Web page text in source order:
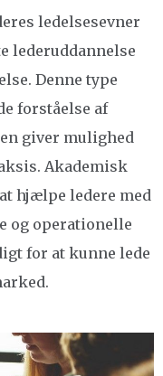
ledelsesevner
lederuddannelse
Denne type
forståelse af
giver mulighed
Akademisk
hjælpe ledere med
og operationelle
for at kunne lede